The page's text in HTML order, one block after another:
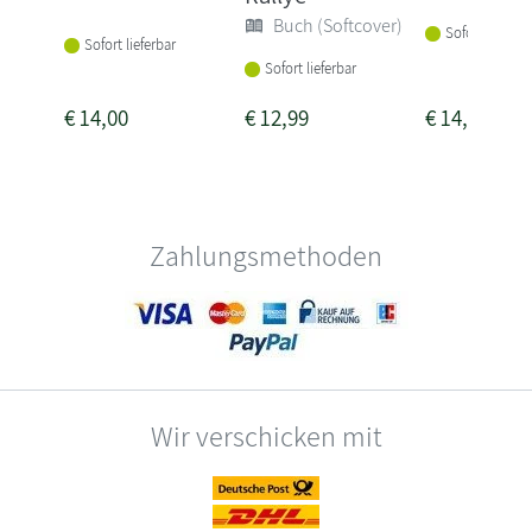
Sofort lieferbar
€14,00
Buch (Softcover)
Sofort lieferbar
€12,99
Sofort
€14,00
Zahlungsmethoden
Wir verschicken mit